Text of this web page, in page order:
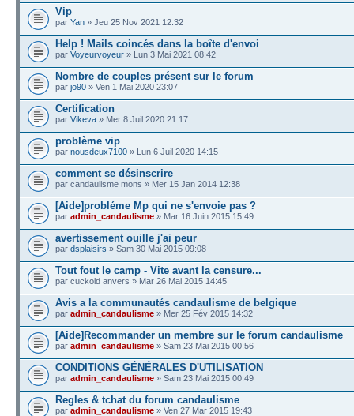
Vip
par Yan » Jeu 25 Nov 2021 12:32
Help ! Mails coincés dans la boîte d'envoi
par Voyeurvoyeur » Lun 3 Mai 2021 08:42
Nombre de couples présent sur le forum
par jo90 » Ven 1 Mai 2020 23:07
Certification
par Vikeva » Mer 8 Juil 2020 21:17
problème vip
par nousdeux7100 » Lun 6 Juil 2020 14:15
comment se désinscrire
par candaulisme mons » Mer 15 Jan 2014 12:38
[Aide]probléme Mp qui ne s'envoie pas ?
par admin_candaulisme » Mar 16 Juin 2015 15:49
avertissement ouille j'ai peur
par dsplaisirs » Sam 30 Mai 2015 09:08
Tout fout le camp - Vite avant la censure...
par cuckold anvers » Mar 26 Mai 2015 14:45
Avis a la communautés candaulisme de belgique
par admin_candaulisme » Mer 25 Fév 2015 14:32
[Aide]Recommander un membre sur le forum candaulisme
par admin_candaulisme » Sam 23 Mai 2015 00:56
CONDITIONS GÉNÉRALES D'UTILISATION
par admin_candaulisme » Sam 23 Mai 2015 00:49
Regles & tchat du forum candaulisme
par admin_candaulisme » Ven 27 Mar 2015 19:43